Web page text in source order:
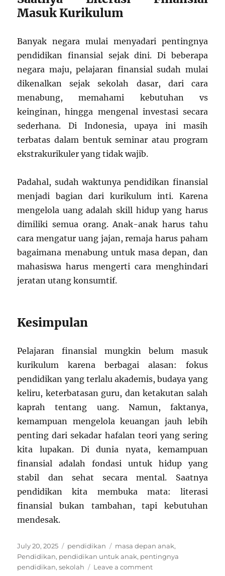
Masuk Kurikulum
Banyak negara mulai menyadari pentingnya
pendidikan finansial sejak dini. Di beberapa
negara maju, pelajaran finansial sudah mulai
dikenalkan sejak sekolah dasar, dari cara
menabung, memahami kebutuhan vs
keinginan, hingga mengenal investasi secara
sederhana. Di Indonesia, upaya ini masih
terbatas dalam bentuk seminar atau program
ekstrakurikuler yang tidak wajib.
Padahal, sudah waktunya pendidikan finansial
menjadi bagian dari kurikulum inti. Karena
mengelola uang adalah skill hidup yang harus
dimiliki semua orang. Anak-anak harus tahu
cara mengatur uang jajan, remaja harus paham
bagaimana menabung untuk masa depan, dan
mahasiswa harus mengerti cara menghindari
jeratan utang konsumtif.
Kesimpulan
Pelajaran finansial mungkin belum masuk
kurikulum karena berbagai alasan: fokus
pendidikan yang terlalu akademis, budaya yang
keliru, keterbatasan guru, dan ketakutan salah
kaprah tentang uang. Namun, faktanya,
kemampuan mengelola keuangan jauh lebih
penting dari sekadar hafalan teori yang sering
kita lupakan. Di dunia nyata, kemampuan
finansial adalah fondasi untuk hidup yang
stabil dan sehat secara mental. Saatnya
pendidikan kita membuka mata: literasi
finansial bukan tambahan, tapi kebutuhan
mendesak.
Posted
on
July 20, 2025 Categories
pendidikan Tags
masa depan anak,
Pendidikan, pendidikan untuk anak, pentingnya
pendidikan,sekolah Leave a commenton